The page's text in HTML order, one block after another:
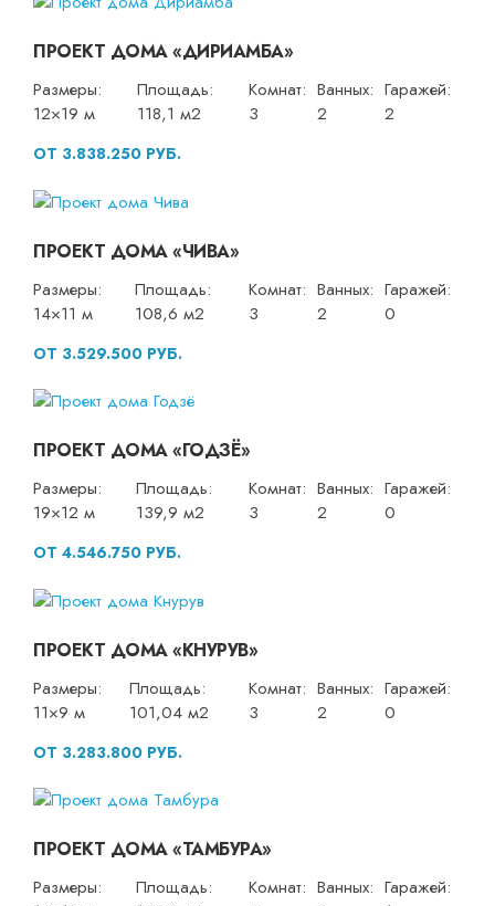
ПРОЕКТ ДОМА «ДИРИАМБА»
Размеры:
12×19 м
Площадь:
118,1 м2
Комнат:
3
Ванных:
2
Гаражей:
2
ОТ 3.838.250 РУБ.
ПРОЕКТ ДОМА «ЧИВА»
Размеры:
14×11 м
Площадь:
108,6 м2
Комнат:
3
Ванных:
2
Гаражей:
0
ОТ 3.529.500 РУБ.
ПРОЕКТ ДОМА «ГОДЗЁ»
Размеры:
19×12 м
Площадь:
139,9 м2
Комнат:
3
Ванных:
2
Гаражей:
0
ОТ 4.546.750 РУБ.
ПРОЕКТ ДОМА «КНУРУВ»
Размеры:
11×9 м
Площадь:
101,04 м2
Комнат:
3
Ванных:
2
Гаражей:
0
ОТ 3.283.800 РУБ.
ПРОЕКТ ДОМА «ТАМБУРА»
Размеры:
Площадь:
Комнат: Ванных: Гаражей: